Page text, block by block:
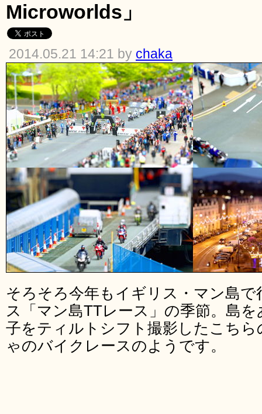
Microworlds」
2014.05.21 14:21 by chaka
そろそろ今年もイギリス・マン島
ス「マン島TTレース」の季節。島
子をティルトシフト撮影したこち
ゃのバイクレースのようです。